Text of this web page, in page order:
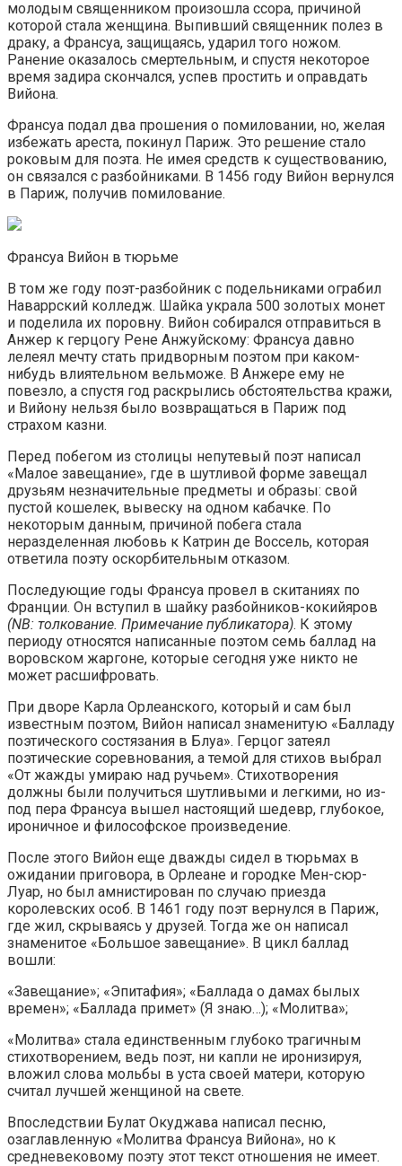
молодым священником произошла ссора, причиной
которой стала женщина. Выпивший священник полез в
драку, а Франсуа, защищаясь, ударил того ножом.
Ранение оказалось смертельным, и спустя некоторое
время задира скончался, успев простить и оправдать
Вийона.
Франсуа подал два прошения о помиловании, но, желая
избежать ареста, покинул Париж. Это решение стало
роковым для поэта. Не имея средств к существованию,
он связался с разбойниками. В 1456 году Вийон вернулся
в Париж, получив помилование.
Франсуа Вийон в тюрьме
В том же году поэт-разбойник с подельниками ограбил
Наваррский колледж. Шайка украла 500 золотых монет
и поделила их поровну. Вийон собирался отправиться в
Анжер к герцогу Рене Анжуйскому: Франсуа давно
лелеял мечту стать придворным поэтом при каком-
нибудь влиятельном вельможе. В Анжере ему не
повезло, а спустя год раскрылись обстоятельства кражи,
и Вийону нельзя было возвращаться в Париж под
страхом казни.
Перед побегом из столицы непутевый поэт написал
«Малое завещание», где в шутливой форме завещал
друзьям незначительные предметы и образы: свой
пустой кошелек, вывеску на одном кабачке. По
некоторым данным, причиной побега стала
неразделенная любовь к Катрин де Воссель, которая
ответила поэту оскорбительным отказом.
Последующие годы Франсуа провел в скитаниях по
Франции. Он вступил в шайку разбойников-кокийяров
(NB: толкование. Примечание публикатора). К этому
периоду относятся написанные поэтом семь баллад на
воровском жаргоне, которые сегодня уже никто не
может расшифровать.
При дворе Карла Орлеанского, который и сам был
известным поэтом, Вийон написал знаменитую «Балладу
поэтического состязания в Блуа». Герцог затеял
поэтические соревнования, а темой для стихов выбрал
«От жажды умираю над ручьем». Стихотворения
должны были получиться шутливыми и легкими, но из-
под пера Франсуа вышел настоящий шедевр, глубокое,
ироничное и философское произведение.
После этого Вийон еще дважды сидел в тюрьмах в
ожидании приговора, в Орлеане и городке Мен-сюр-
Луар, но был амнистирован по случаю приезда
королевских особ. В 1461 году поэт вернулся в Париж,
где жил, скрываясь у друзей. Тогда же он написал
знаменитое «Большое завещание». В цикл баллад
вошли:
«Завещание»; «Эпитафия»; «Баллада о дамах былых
времен»; «Баллада примет» (Я знаю…); «Молитва»;
«Молитва» стала единственным глубоко трагичным
стихотворением, ведь поэт, ни капли не иронизируя,
вложил слова мольбы в уста своей матери, которую
считал лучшей женщиной на свете.
Впоследствии Булат Окуджава написал песню,
озаглавленную «Молитва Франсуа Вийона», но к
средневековому поэту этот текст отношения не имеет.